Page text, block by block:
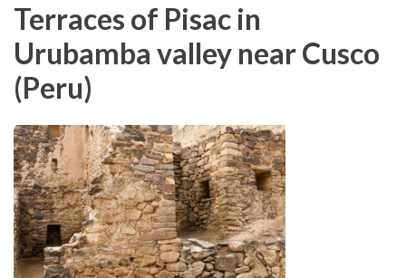
Terraces of Pisac in
Urubamba valley near Cusco
(Peru)